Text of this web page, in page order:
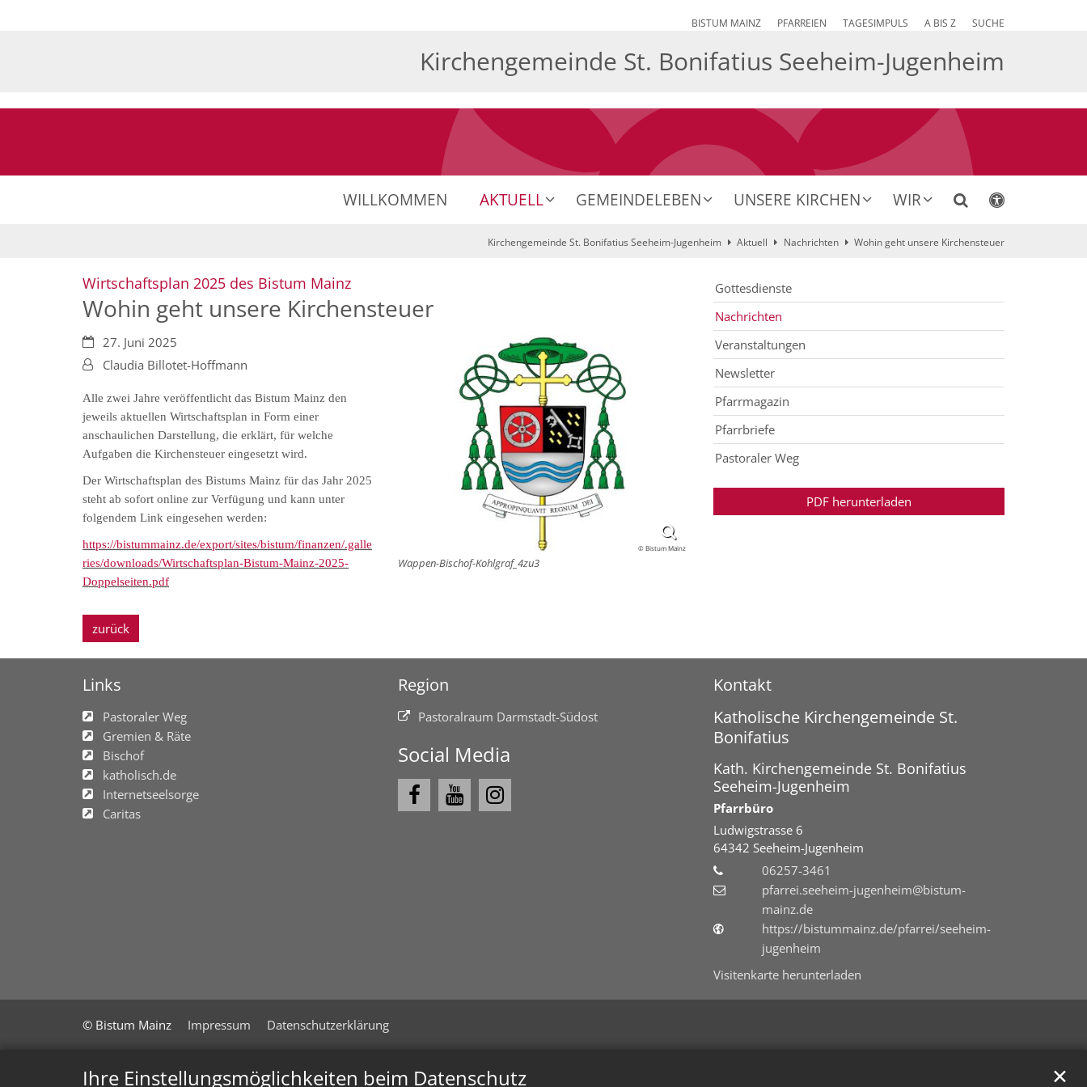
Ihre Einstellungsmöglichkeiten beim Datenschutz ✕
BISTUM MAINZ PFARREIEN TAGESIMPULS A BIS Z SUCHE
Kirchengemeinde St. Bonifatius Seeheim-Jugenheim
WILLKOMMEN AKTUELL GEMEINDELEBEN UNSERE KIRCHEN WIR
Kirchengemeinde St. Bonifatius Seeheim-Jugenheim Aktuell Nachrichten Wohin geht unsere Kirchensteuer
Wirtschaftsplan 2025 des Bistum Mainz:
Wohin geht unsere Kirchensteuer
© Bistum Mainz
Wappen-Bischof-Kohlgraf_4zu3
Datum:27. Juni 2025
Von:Claudia Billotet-Hoffmann
Alle zwei Jahre veröffentlicht das Bistum Mainz den
jeweils aktuellen Wirtschaftsplan in Form einer
anschaulichen Darstellung, die erklärt, für welche
Aufgaben die Kirchensteuer eingesetzt wird.
Der Wirtschaftsplan des Bistums Mainz für das Jahr 2025
steht ab sofort online zur Verfügung und kann unter
folgendem Link eingesehen werden:
https://bistummainz.de/export/sites/bistum/finanzen/.galle
ries/downloads/Wirtschaftsplan-Bistum-Mainz-2025-
Doppelseiten.pdf
zurück
Gottesdienste
Nachrichten
Veranstaltungen
Newsletter
Pfarrmagazin
Pfarrbriefe
Pastoraler Weg
PDF herunterladen
Links
Pastoraler Weg
Gremien & Räte
Bischof
katholisch.de
Internetseelsorge
Caritas
Region
Pastoralraum Darmstadt-Südost
Social Media
Kontakt
Katholische Kirchengemeinde St.
Bonifatius
Kath. Kirchengemeinde St. Bonifatius
Seeheim-Jugenheim
Pfarrbüro
Ludwigstrasse 6
64342 Seeheim-Jugenheim
06257-3461
pfarrei.seeheim-jugenheim@bistum-
mainz.de
https://bistummainz.de/pfarrei/seeheim-
jugenheim
Visitenkarte herunterladen
© Bistum Mainz Impressum Datenschutzerklärung